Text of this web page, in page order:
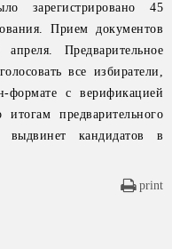
зарегистрировано 45
Прием документов
Предварительное
все избиратели,
с верификацией
предварительного
кандидатов в
print